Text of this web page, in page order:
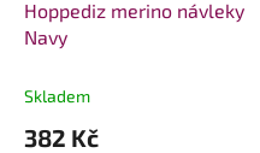
Hoppediz merino návleky
Navy
Skladem
382 Kč